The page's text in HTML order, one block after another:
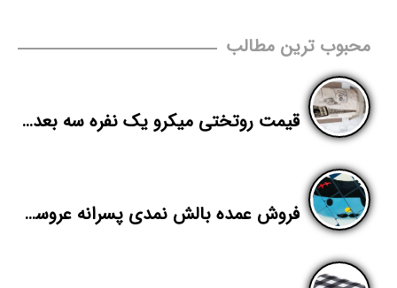
محبوب ترین مطالب
قیمت روتختی میکرو یک نفره سه بعدی از تولیدی
فروش عمده بالش نمدی پسرانه عروسکی